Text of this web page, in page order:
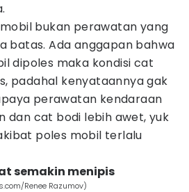
bukan perawatan yang
batas. Ada anggapan bahwa
dipoles maka kondisi cat
padahal kenyataannya gak
perawatan kendaraan
dan cat bodi lebih awet, yuk
poles mobil terlalu
semakin menipis
Renee Razumov)